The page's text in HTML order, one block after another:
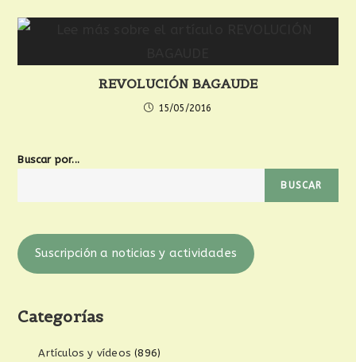
REVOLUCIÓN BAGAUDE
15/05/2016
Buscar por...
BUSCAR
Suscripción a noticias y actividades
Categorías
Artículos y vídeos (896)